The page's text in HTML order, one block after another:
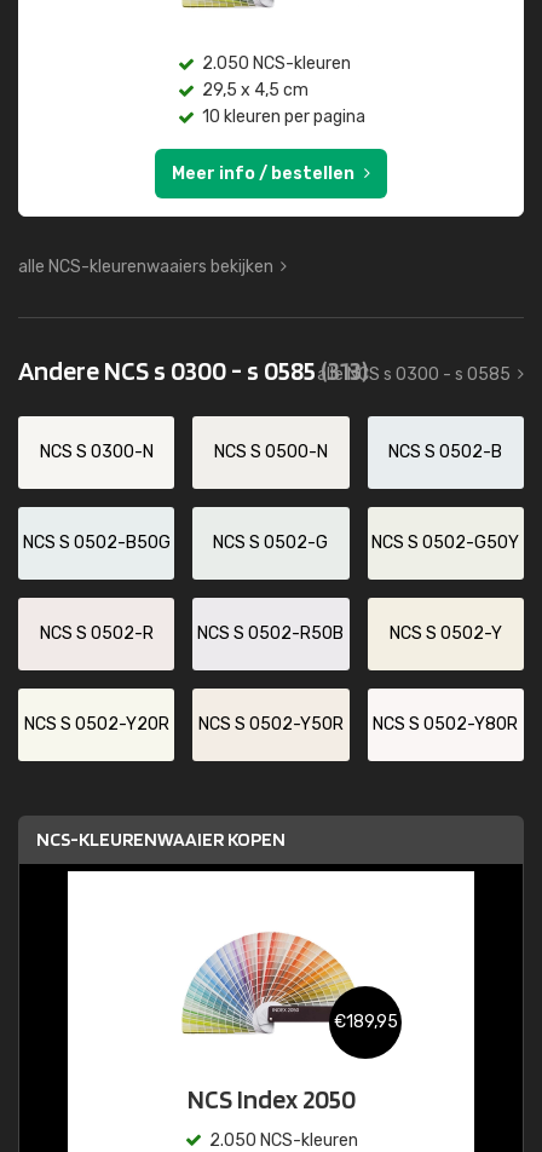
2.050 NCS-kleuren
29,5 x 4,5 cm
10 kleuren per pagina
Meer info / bestellen
alle NCS-kleurenwaaiers bekijken
Andere NCS s 0300 - s 0585(313)
alle NCS s 0300 - s 0585
NCS S 0300-N NCS S 0500-N NCS S 0502-B
NCS S 0502-B50G NCS S 0502-G NCS S 0502-G50Y
NCS S 0502-R NCS S 0502-R50B NCS S 0502-Y
NCS S 0502-Y20R NCS S 0502-Y50R NCS S 0502-Y80R
NCS-KLEURENWAAIER KOPEN
€189,95
NCS Index 2050
2.050 NCS-kleuren